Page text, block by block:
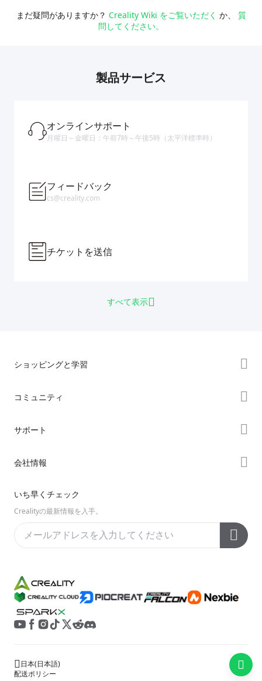
まだ疑問がありますか？ Creality Wiki をご覧いただく か、
質
問してください。
製品サービス
オンラインサポート
月曜日～金曜日：午前7時～午後5時（太平洋標準時）
フィードバック
cs@creality.com
チケットを送信
すべて表示
ショッピングと学習
K2シリーズ
コミュニティ
Discord
サポート
ヘルプ
ビデオ
アフターサービス
会社情報
お問い合わせ
いち早くチェック
Crealityの最新情報を入手。
配送ポリシー
日本(日本語)